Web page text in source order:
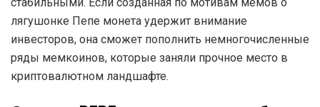
самых капитализированных криптовалют с
показателем $330 млн.
Несмотря на скептическое отношение некоторых
участников рынка, у PEPE есть достаточно высокие